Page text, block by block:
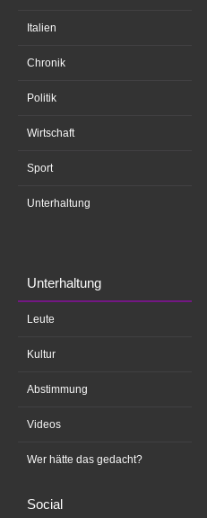
Italien
Chronik
Politik
Wirtschaft
Sport
Unterhaltung
Unterhaltung
Leute
Kultur
Abstimmung
Videos
Wer hätte das gedacht?
Social